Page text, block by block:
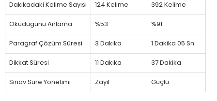
Dakikadaki Kelime Sayısı 124 Kelime 392 Kelime
Okuduğunu Anlama %53 %91
Paragraf Çözüm Süresi 3 Dakika 1 Dakika 05 Sn
Dikkat Süresi 11 Dakika 37 Dakika
Sınav Süre Yönetimi Zayıf Güçlü